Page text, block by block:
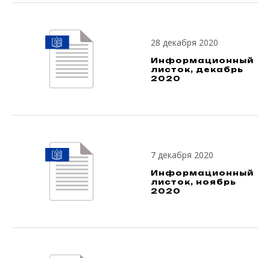
28 декабря 2020
Информационный
листок, декабрь
2020
7 декабря 2020
Информационный
листок, ноябрь
2020